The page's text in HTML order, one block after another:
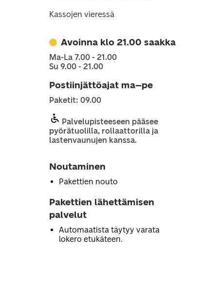
Kassojen vieressä
Avoinna klo 21.00 saakka
Ma-La 7.00 - 21.00
Su 9.00 - 21.00
Postiinjättöajat ma–pe
Paketit: 09.00
Palvelupisteeseen pääsee
pyörätuolilla, rollaattorilla ja
lastenvaunujen kanssa.
Noutaminen
Pakettien nouto
Pakettien lähettämisen
palvelut
Automaatista täytyy varata
lokero etukäteen.